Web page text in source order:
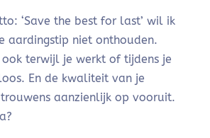
‘Save the best for last’ wil ik
aardingstip niet onthouden.
terwijl je werkt of tijdens je
En de kwaliteit van je
aanzienlijk op vooruit.